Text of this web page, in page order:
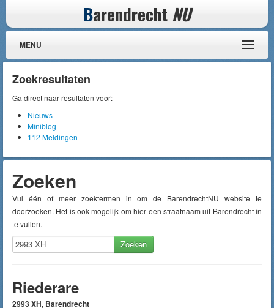
Barendrecht NU
MENU
Zoekresultaten
Ga direct naar resultaten voor:
Nieuws
Miniblog
112 Meldingen
Zoeken
Vul één of meer zoektermen in om de BarendrechtNU website te
doorzoeken. Het is ook mogelijk om hier een straatnaam uit Barendrecht in
te vullen.
Zoeken
Riederare
2993 XH, Barendrecht